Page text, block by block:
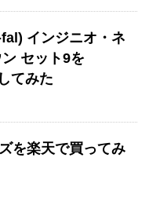
インジニオ・ネ
セット9を
てみた
を楽天で買ってみ